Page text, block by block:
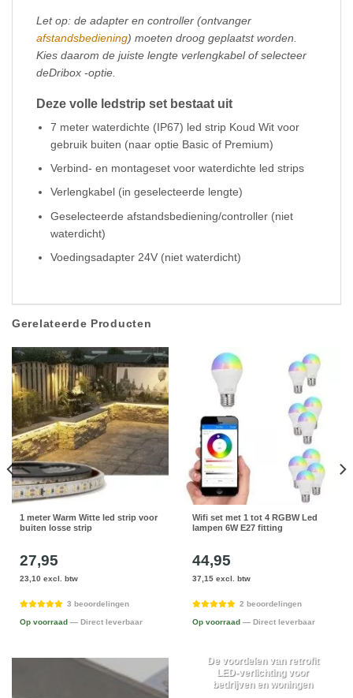
Let op: de adapter en controller (ontvanger
afstandsbediening) moeten droog geplaatst worden.
Kies daarom de juiste lengte verlengkabel of selecteer
deDribox -optie.
Deze volle ledstrip set bestaat uit
7 meter waterdichte (IP67) led strip Koud Wit voor
gebruik buiten (naar optie Basic of Premium)
Verbind- en montageset voor waterdichte led strips
Verlengkabel (in geselecteerde lengte)
Geselecteerde afstandsbediening/controller (niet
waterdicht)
Voedingsadapter 24V (niet waterdicht)
Gerelateerde Producten
1 meter Warm Witte led strip voor
buiten losse strip
27,95
23,10 excl. btw
3 beoordelingen
Op voorraad — Direct leverbaar
Wifi set met 1 tot 4 RGBW Led
lampen 6W E27 fitting
44,95
37,15 excl. btw
2 beoordelingen
Op voorraad — Direct leverbaar
De voordelen van retrofit
LED-verlichting voor
bedrijven en woningen